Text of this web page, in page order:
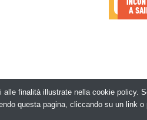
5836 -Privacy policy
finalità illustrate nella cookie policy.
questa pagina, cliccando su un link o